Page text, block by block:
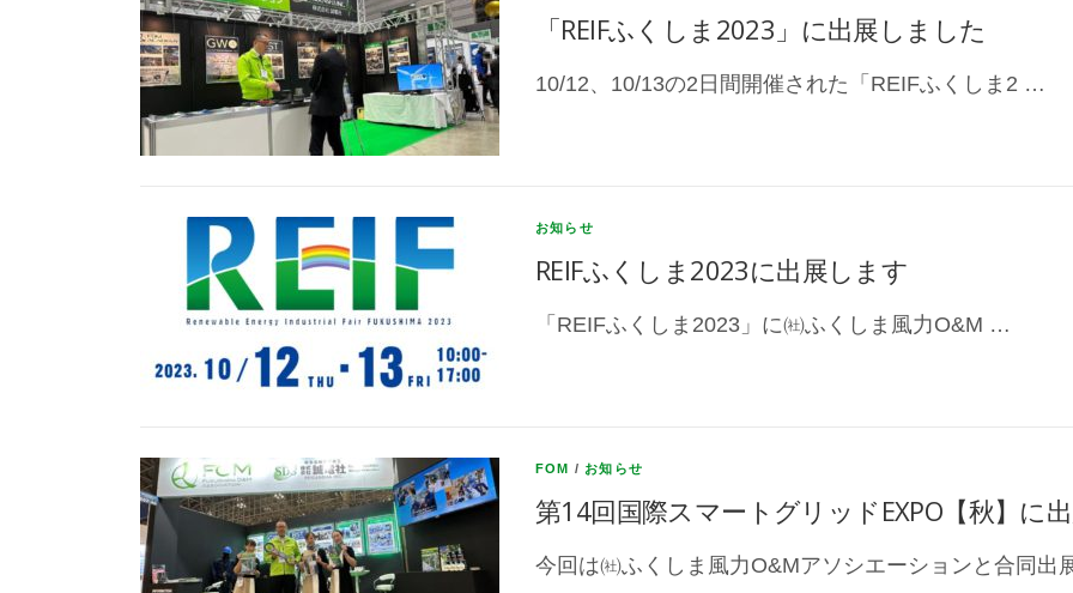
「REIFふくしま2023」に出展しました
10/12、10/13の2日間開催された「REIFふくしま2 …
お知らせ
REIFふくしま2023に出展します
「REIFふくしま2023」に㈳ふくしま風力O&M …
FOM / お知らせ
第14回国際スマートグリッドEXPO【秋】に
今回は㈳ふくしま風力O&Mアソシエーションと合同出